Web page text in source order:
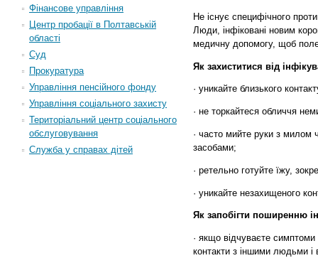
Фінансове управління
Центр пробації в Полтавській
області
Суд
Прокуратура
Управління пенсійного фонду
Управління соціального захисту
Територіальний центр соціального
обслуговування
Служба у справах дітей
Не існує специфічного
Люди, інфіковані новим
медичну допомогу, щоб
Як захиститися від
· уникайте близького
· не торкайтеся обличчя
· часто мийте руки з милом
засобами;
· ретельно готуйте їжу,
· уникайте незахищеного
Як запобігти поширенню
· якщо відчуваєте
контакти з іншими людьми і